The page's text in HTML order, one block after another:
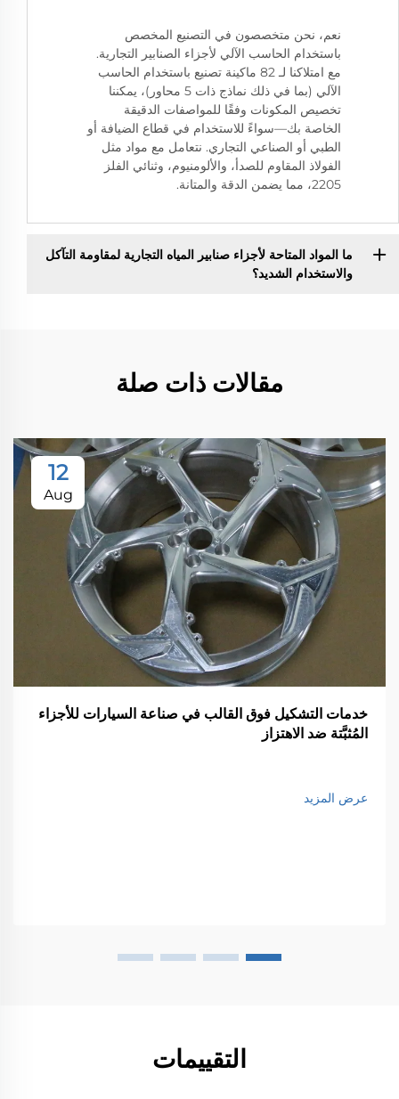
نعم، نحن متخصصون في التصنيع المخصص
باستخدام الحاسب الآلي لأجزاء الصنابير التجارية.
مع امتلاكنا لـ 82 ماكينة تصنيع باستخدام الحاسب
الآلي (بما في ذلك نماذج ذات 5 محاور)، يمكننا
تخصيص المكونات وفقًا للمواصفات الدقيقة
الخاصة بك—سواءً للاستخدام في قطاع الضيافة أو
الطبي أو الصناعي التجاري. نتعامل مع مواد مثل
الفولاذ المقاوم للصدأ، والألومنيوم، وثنائي الفلز
2205، مما يضمن الدقة والمتانة.
ما المواد المتاحة لأجزاء صنابير المياه التجارية لمقاومة التآكل
والاستخدام الشديد؟
مقالات ذات صلة
12
Aug
خدمات التشكيل فوق القالب في صناعة السيارات للأجزاء
المُثبَّتة ضد الاهتزاز
عرض المزيد
التقييمات